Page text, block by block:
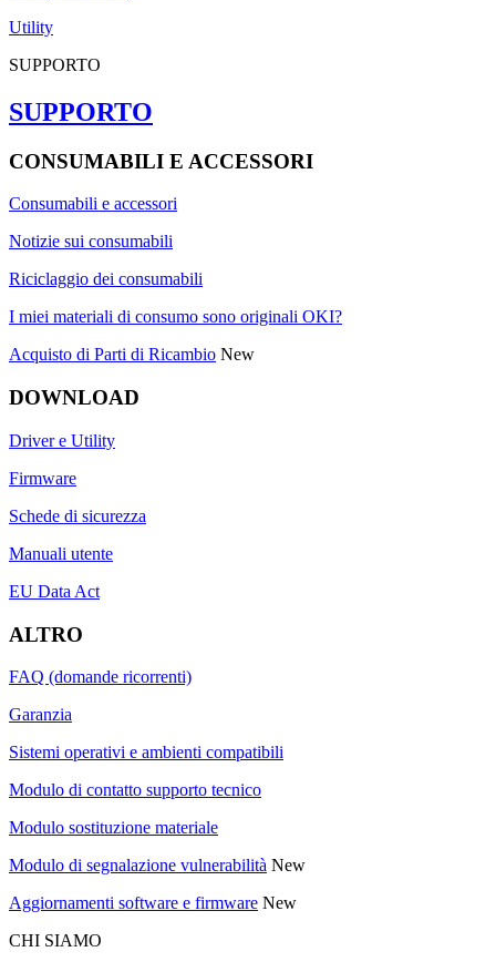
Utility
SUPPORTO
SUPPORTO
CONSUMABILI E ACCESSORI
Consumabili e accessori
Notizie sui consumabili
Riciclaggio dei consumabili
I miei materiali di consumo sono originali OKI?
Acquisto di Parti di Ricambio New
DOWNLOAD
Driver e Utility
Firmware
Schede di sicurezza
Manuali utente
EU Data Act
ALTRO
FAQ (domande ricorrenti)
Garanzia
Sistemi operativi e ambienti compatibili
Modulo di contatto supporto tecnico
Modulo sostituzione materiale
Modulo di segnalazione vulnerabilità New
Aggiornamenti software e firmware New
CHI SIAMO